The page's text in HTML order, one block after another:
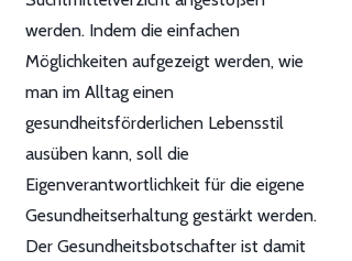
werden. Indem die einfachen
Möglichkeiten aufgezeigt werden, wie
man im Alltag einen
gesundheitsförderlichen Lebensstil
ausüben kann, soll die
Eigenverantwortlichkeit für die eigene
Gesundheitserhaltung gestärkt werden.
Der Gesundheitsbotschafter ist damit